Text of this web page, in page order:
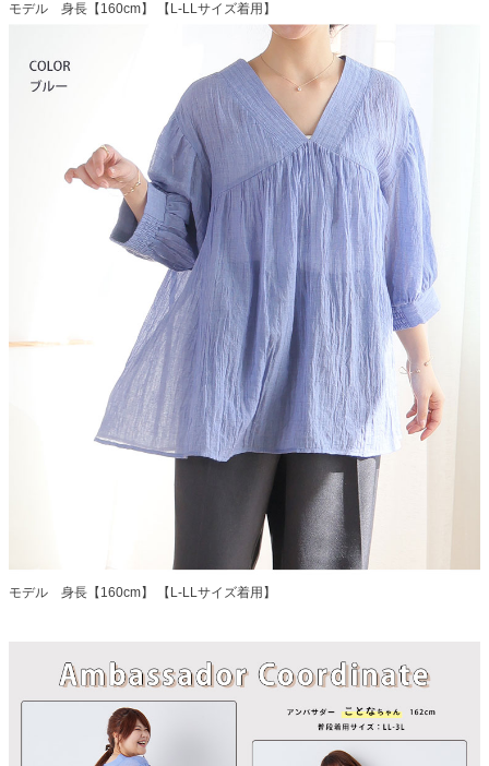
モデル 身長【160cm】 【L-LLサイズ着用】
モデル 身長【160cm】 【L-LLサイズ着用】